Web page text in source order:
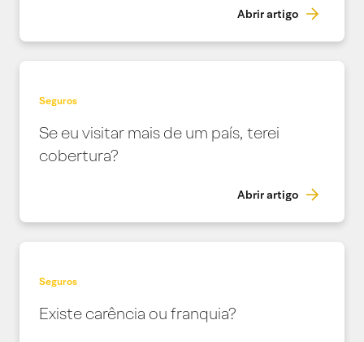
Abrir artigo
Seguros
Se eu visitar mais de um país, terei
cobertura?
Abrir artigo
Seguros
Existe carência ou franquia?